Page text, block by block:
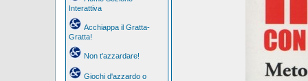
Interattiva
Acchiappa il Gratta-
Gratta!
Non t'azzardare!
Giochi d'azzardo o